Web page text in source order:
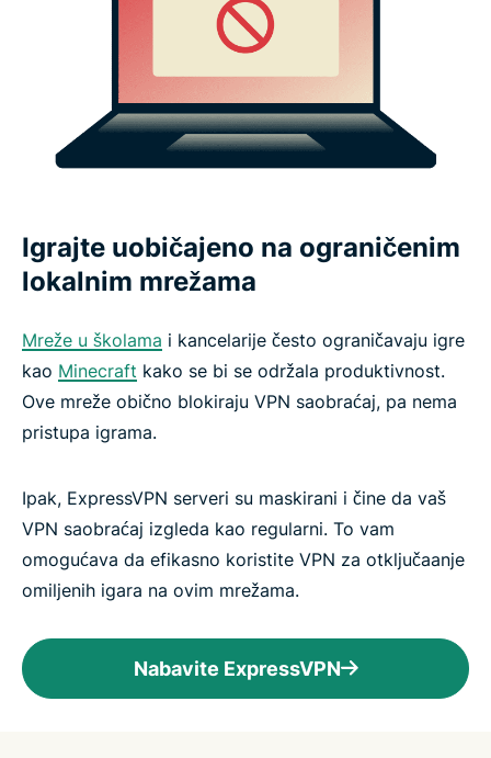
Igrajte uobičajeno na ograničenim
lokalnim mrežama
Mreže u školama i kancelarije često ograničavaju igre
kao Minecraft kako se bi se održala produktivnost.
Ove mreže obično blokiraju VPN saobraćaj, pa nema
pristupa igrama.
Ipak, ExpressVPN serveri su maskirani i čine da vaš
VPN saobraćaj izgleda kao regularni. To vam
omogućava da efikasno koristite VPN za otključaanje
omiljenih igara na ovim mrežama.
Nabavite ExpressVPN